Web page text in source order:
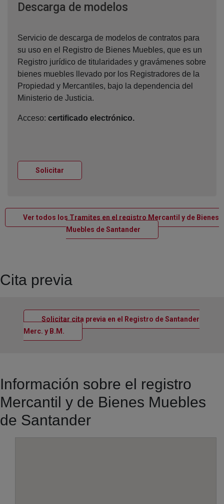
Descarga de modelos
Servicio de descarga de modelos de contratos para
su uso en el Registro de Bienes Muebles, que es un
Registro jurídico de titularidades y gravámenes sobre
bienes muebles llevado por los Registradores de la
Propiedad y Mercantiles, bajo la dependencia del
Ministerio de Justicia.
Acceso: certificado electrónico.
Solicitar
Ver todos los Tramites en el registro Mercantil y de Bienes
Muebles de SantanderVentana nueva
Cita previa
Solicitar cita previa en el Registro de Santander
Merc. y B.M. Ventana nueva
Información sobre el registro
Mercantil y de Bienes Muebles
de Santander